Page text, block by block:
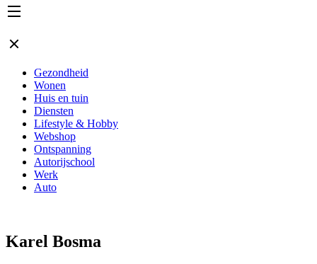
Gezondheid
Wonen
Huis en tuin
Diensten
Lifestyle & Hobby
Webshop
Ontspanning
Autorijschool
Werk
Auto
Karel Bosma